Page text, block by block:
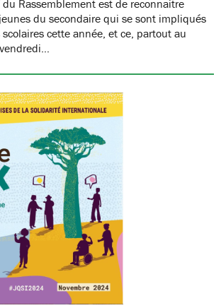
Rassemblement est de reconnaitre
du secondaire qui se sont impliqués
cette année, et ce, partout au